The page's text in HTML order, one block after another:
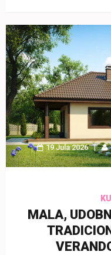
19 Jula 2026
MALA,